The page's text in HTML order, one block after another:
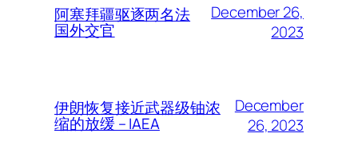
阿塞拜疆驱逐两名法
国外交官
December 26,
2023
伊朗恢复接近武器级铀浓
缩的放缓 – IAEA
December
26, 2023